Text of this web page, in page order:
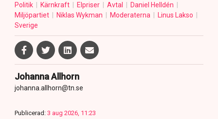
Politik Kärnkraft Elpriser Avtal
Daniel Helldén
Miljöpartiet
Niklas Wykman Moderaterna
Linus Lakso
Sverige
Johanna Allhorn
johanna.allhorn@tn.se
Publicerad: 3 aug 2026, 11:23